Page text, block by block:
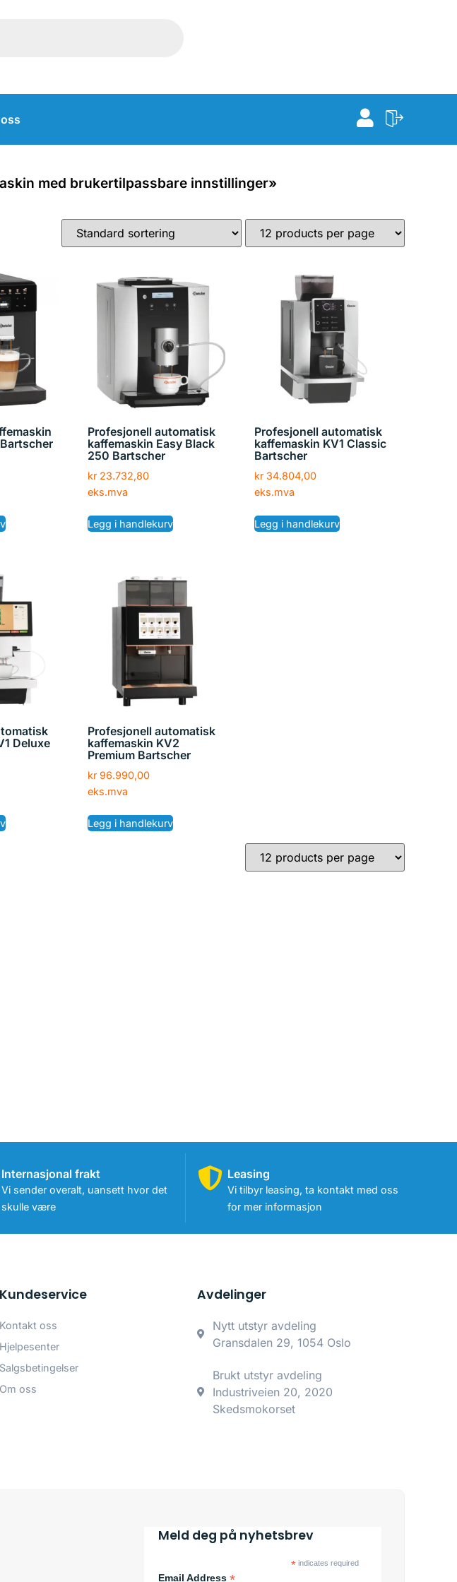
med brukertilpassbare innstillinger»
Profesjonell automatisk
kaffemaskin Easy Black
250 Bartscher
kr23.732,80
eks.mva
Legg i handlekurv
Profesjonell automatisk
kaffemaskin KV1 Classic
Bartscher
kr 34.804,00
eks.mva
Legg i handlekurv
Deluxe
Profesjonell automatisk
kaffemaskin KV2
Premium Bartscher
kr96.990,00
eks.mva
Legg i handlekurv
Internasjonal frakt
Vi sender overalt, uansett hvor det
skulle være
Leasing
Vi tilbyr leasing, ta kontakt med oss
for mer informasjon
Kundeservice
Kontakt oss
Hjelpesenter
Salgsbetingelser
Om oss
Avdelinger
Nytt utstyr avdeling
Gransdalen 29, 1054 Oslo
Brukt utstyr avdeling
Industriveien 20, 2020
Skedsmokorset
Meld deg på nyhetsbrev
* indicates required
Email Address